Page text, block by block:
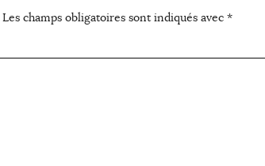
Les champs obligatoires sont indiqués avec *